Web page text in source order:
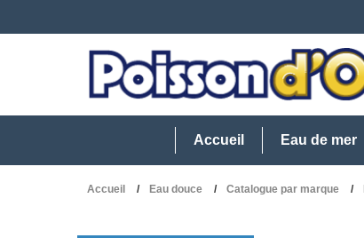
Accueil Eau de mer
Accueil Eau douce Catalogue par marque